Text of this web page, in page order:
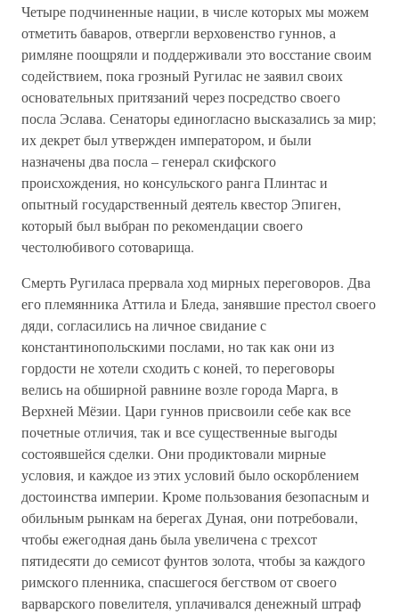
Четыре подчиненные нации, в числе которых мы можем
отметить баваров, отвергли верховенство гуннов, а
римляне поощряли и поддерживали это восстание своим
содействием, пока грозный Ругилас не заявил своих
основательных притязаний через посредство своего
посла Эслава. Сенаторы единогласно высказались за мир;
их декрет был утвержден императором, и были
назначены два посла – генерал скифского
происхождения, но консульского ранга Плинтас и
опытный государственный деятель квестор Эпиген,
который был выбран по рекомендации своего
честолюбивого сотоварища.
Смерть Ругиласа прервала ход мирных переговоров. Два
его племянника Аттила и Бледа, занявшие престол своего
дяди, согласились на личное свидание с
константинопольскими послами, но так как они из
гордости не хотели сходить с коней, то переговоры
велись на обширной равнине возле города Марга, в
Верхней Мёзии. Цари гуннов присвоили себе как все
почетные отличия, так и все существенные выгоды
состоявшейся сделки. Они продиктовали мирные
условия, и каждое из этих условий было оскорблением
достоинства империи. Кроме пользования безопасным и
обильным рынкам на берегах Дуная, они потребовали,
чтобы ежегодная дань была увеличена с трехсот
пятидесяти до семисот фунтов золота, чтобы за каждого
римского пленника, спасшегося бегством от своего
варварского повелителя, уплачивался денежный штраф